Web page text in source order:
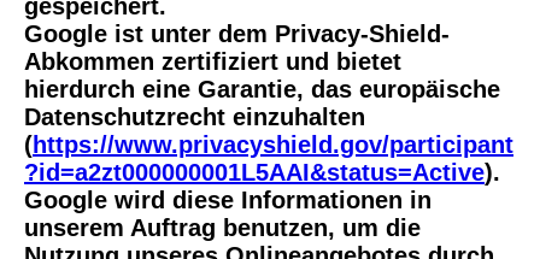
gespeichert.
Google ist unter dem Privacy-Shield-
Abkommen zertifiziert und bietet
hierdurch eine Garantie, das europäische
Datenschutzrecht einzuhalten
(https://www.privacyshield.gov/participant
?id=a2zt000000001L5AAI&status=Active).
Google wird diese Informationen in
unserem Auftrag benutzen, um die